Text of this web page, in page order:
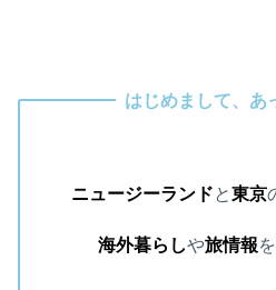
はじめまして、あ
ニュージーランドと東京
海外暮らしや旅情報